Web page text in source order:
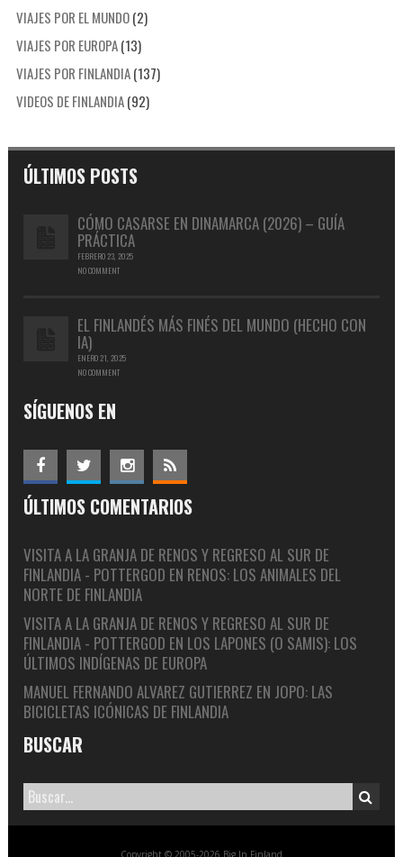
VIAJES POR EL MUNDO(2)
VIAJES POR EUROPA(13)
VIAJES POR FINLANDIA(137)
VIDEOS DE FINLANDIA(92)
ÚLTIMOS POSTS
CÓMO CASARSE EN DINAMARCA (2026) – GUÍA
PRÁCTICA
FEBRERO 23, 2025
NO COMMENT
EL FINLANDÉS MÁS FINÉS DEL MUNDO (HECHO CON
IA)
ENERO 21, 2025
NO COMMENT
SÍGUENOS EN
ÚLTIMOS COMENTARIOS
VISITA A LA GRANJA DE RENOS Y REGRESO AL SUR DE
FINLANDIA - POTTERGOD EN RENOS: LOS ANIMALES DEL
NORTE DE FINLANDIA
VISITA A LA GRANJA DE RENOS Y REGRESO AL SUR DE
FINLANDIA - POTTERGOD EN LOS LAPONES (O SAMIS): LOS
ÚLTIMOS INDÍGENAS DE EUROPA
MANUEL FERNANDO ALVAREZ GUTIERREZ EN JOPO: LAS
BICICLETAS ICÓNICAS DE FINLANDIA
BUSCAR
Copyright © 2005-2026 Big In Finland